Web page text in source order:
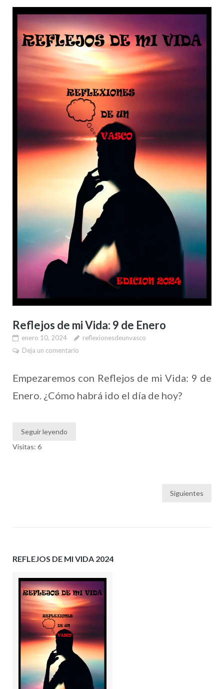
Reflejos de mi Vida: 9 de Enero
enero 10, 2024
reflexionesdeunvasco
Deja un comentario
Empezaremos con Reflejos de mi Vida: 9 de
Enero. ¿Cómo habrá ido el día de hoy?
Seguir leyendo
Visitas: 6
Siguientes
REFLEJOS DE MI VIDA 2024